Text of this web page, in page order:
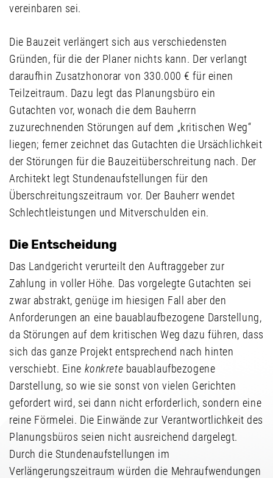
vereinbaren sei.
Die Bauzeit verlängert sich aus verschiedensten
Gründen, für die der Planer nichts kann. Der verlangt
daraufhin Zusatzhonorar von 330.000 € für einen
Teilzeitraum. Dazu legt das Planungsbüro ein
Gutachten vor, wonach die dem Bauherrn
zuzurechnenden Störungen auf dem „kritischen Weg“
liegen; ferner zeichnet das Gutachten die Ursächlichkeit
der Störungen für die Bauzeitüberschreitung nach. Der
Architekt legt Stundenaufstellungen für den
Überschreitungszeitraum vor. Der Bauherr wendet
Schlechtleistungen und Mitverschulden ein.
Die Entscheidung
Das Landgericht verurteilt den Auftraggeber zur
Zahlung in voller Höhe. Das vorgelegte Gutachten sei
zwar abstrakt, genüge im hiesigen Fall aber den
Anforderungen an eine bauablaufbezogene Darstellung,
da Störungen auf dem kritischen Weg dazu führen, dass
sich das ganze Projekt entsprechend nach hinten
verschiebt. Eine konkrete bauablaufbezogene
Darstellung, so wie sie sonst von vielen Gerichten
gefordert wird, sei dann nicht erforderlich, sondern eine
reine Förmelei. Die Einwände zur Verantwortlichkeit des
Planungsbüros seien nicht ausreichend dargelegt.
Durch die Stundenaufstellungen im
Verlängerungszeitraum würden die Mehraufwendungen